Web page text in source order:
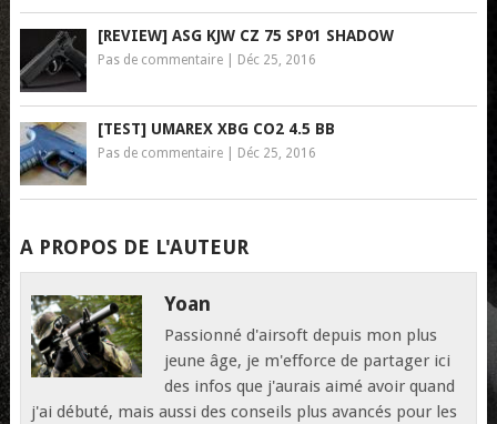
[REVIEW] ASG KJW CZ 75 SP01 SHADOW
Pas de commentaire| Déc 25, 2016
[TEST] UMAREX XBG CO2 4.5 BB
Pas de commentaire| Déc 25, 2016
A PROPOS DE L'AUTEUR
Yoan
Passionné d'airsoft depuis mon plus
jeune âge, je m'efforce de partager ici
des infos que j'aurais aimé avoir quand
j'ai débuté, mais aussi des conseils plus avancés pour les